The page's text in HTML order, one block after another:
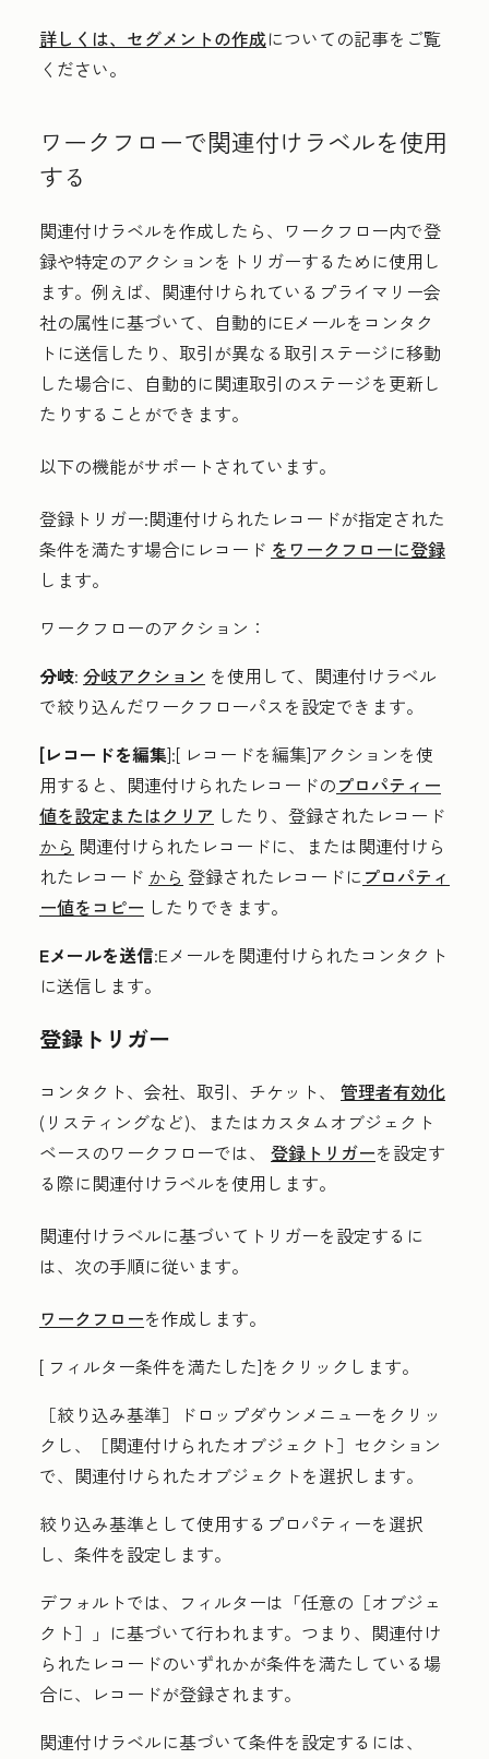
詳しくは、セグメントの作成についての記事をご覧
ください。
ワークフローで関連付けラベルを使用
する
関連付けラベルを作成したら、ワークフロー内で登
録や特定のアクションをトリガーするために使用し
ます。例えば、関連付けられているプライマリー会
社の属性に基づいて、自動的にEメールをコンタク
トに送信したり、 取引が異なる取引ステージに移動
した場合に、自動的に関連取引のステージを更新し
たりすることができます。
以下の機能がサポートされています。
登録トリガー:関連付けられたレコードが指定された
条件を満たす場合にレコード をワークフローに登録
します。
ワークフローのアクション ：
分岐: 分岐アクション を使用して、関連付けラベル
で絞り込んだワークフローパスを設定できます。
[レコードを編集]:[ レコードを編集]アクションを使
用すると、関連付けられたレコードのプロパティー
値を設定またはクリア したり、登録されたレコード
から 関連付けられたレコードに、または関連付けら
れたレコード から 登録されたレコードに プロパティ
ー値をコピー したりできます。
Eメールを送信:Eメールを関連付けられたコンタクト
に送信します。
登録トリガー
コンタクト、会社、取引、チケット、 管理者有効化
(リスティングなど)、またはカスタムオブジェクト
ベースのワークフローでは、 登録トリガーを設定す
る際に関連付けラベルを使用します。
関連付けラベルに基づいてトリガーを設定するに
は、次の手順に従います。
ワークフローを作成します。
[ フィルター条件を満たした]をクリックします。
［絞り込み基準］ドロップダウンメニューをクリッ
クし、
［関連付けられたオブジェクト］セクション
で、関連付けられたオブジェクトを選択します。
絞り込み基準として使用する プロパティーを選択
し、条件を設定します。
デフォルトでは、フィルターは「任意の［オブジェ
クト］」 に基づいて行われます。つまり、関連付け
られたレコードのいずれかが条件を満たしている場
合に、レコードが登録されます。
関連付けラベルに基づいて条件を設定するには、